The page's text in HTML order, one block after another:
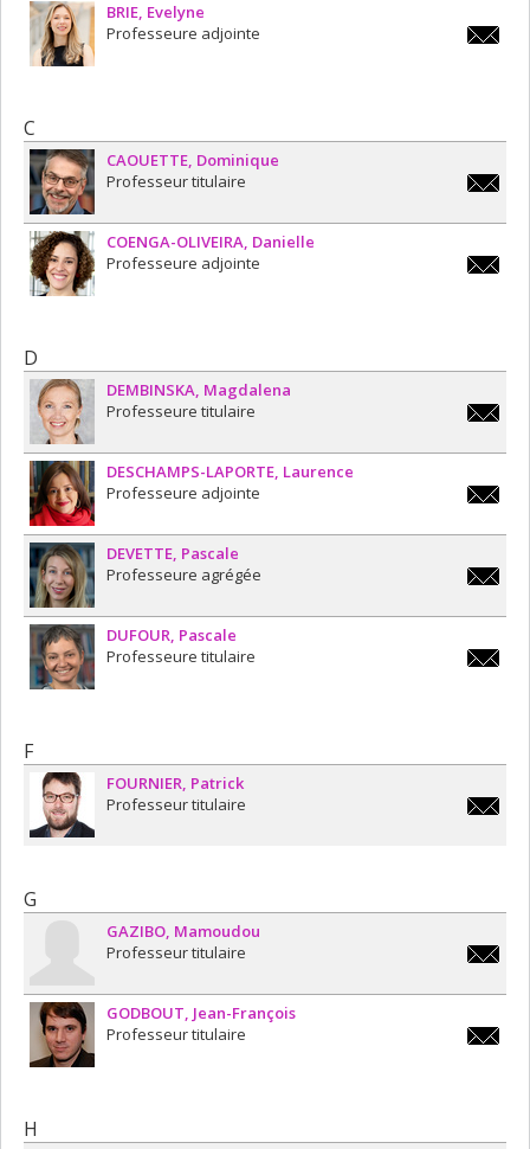
BRIE Evelyne
Professeure adjointe
C
CAOUETTE Dominique
Professeur titulaire
COENGA-OLIVEIRA Danielle
Professeure adjointe
D
DEMBINSKA Magdalena
Professeure titulaire
DESCHAMPS-LAPORTE Laurence
Professeure adjointe
DEVETTE Pascale
Professeure agrégée
DUFOUR Pascale
Professeure titulaire
F
FOURNIER Patrick
Professeur titulaire
G
GAZIBO Mamoudou
Professeur titulaire
GODBOUT Jean-François
Professeur titulaire
H